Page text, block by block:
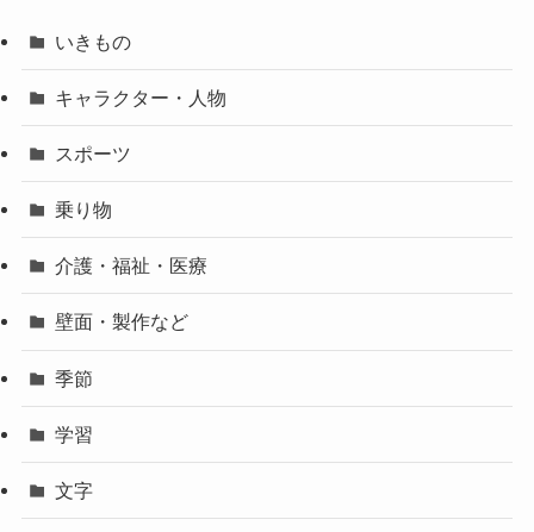
いきもの
キャラクター・人物
スポーツ
乗り物
介護・福祉・医療
壁面・製作など
季節
学習
文字